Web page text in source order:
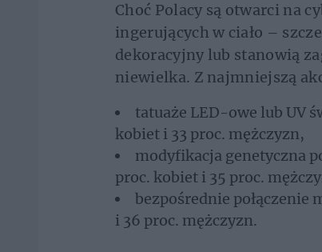
Choć Polacy są otwarci na
ingerujących w ciało –
dekoracyjny lub stanowią
niewielka. Z najmniejszą
tatuaże LED-owe lub UV
kobiet i 33 proc. mężczyzn,
modyfikacja genetyczna
proc. kobiet i 35 proc.
bezpośrednie połączenie
i 36 proc. mężczyzn.